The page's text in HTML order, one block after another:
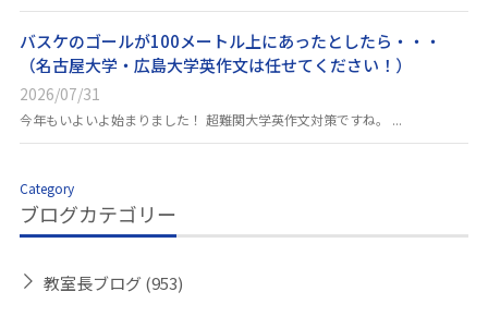
バスケのゴールが100メートル上にあったとしたら・・・
（名古屋大学・広島大学英作文は任せてください！）
2026/07/31
今年もいよいよ始まりました！ 超難関大学英作文対策ですね。 ...
Category
ブログカテゴリー
教室長ブログ(953)